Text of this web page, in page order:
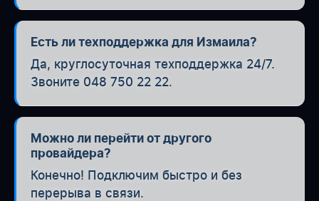
Есть ли техподдержка для Измаила?
Да, круглосуточная техподдержка 24/7.
Звоните 048 750 22 22.
Можно ли перейти от другого
провайдера?
Конечно! Подключим быстро и без
перерыва в связи.